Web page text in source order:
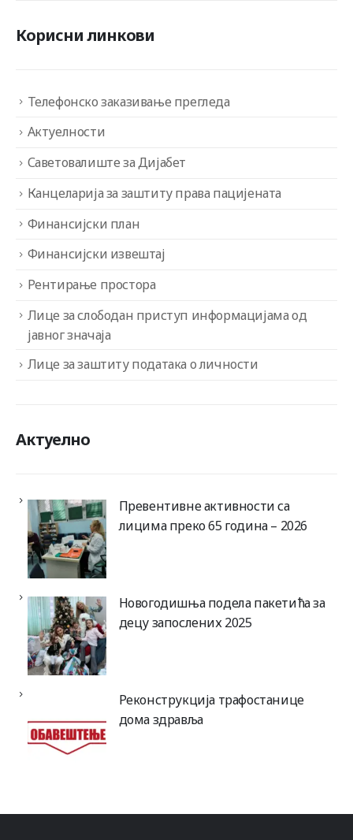
Корисни линкови
Телефонско заказивање прегледа
Актуелности
Саветовалиште за Дијабет
Канцеларија за заштиту права пацијената
Финансијски план
Финансијски извештај
Рентирање простора
Лице за слободан приступ информацијама од
јавног значаја
Лице за заштиту података о личности
Актуелно
Превентивне активности са
лицима преко 65 година – 2026
Новогодишња подела пакетића за
децу запослених 2025
Реконструкција трафостанице
дома здравља